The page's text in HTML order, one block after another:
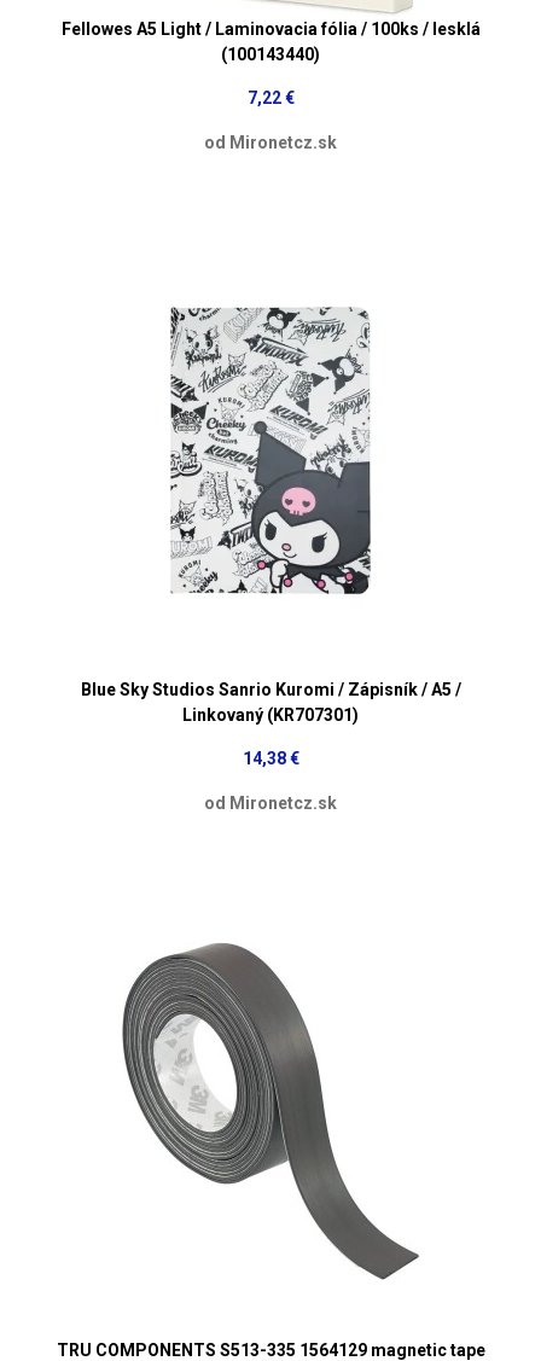
Fellowes A5 Light / Laminovacia fólia / 100ks / lesklá
(100143440)
7,22 €
od Mironetcz.sk
Blue Sky Studios Sanrio Kuromi / Zápisník / A5 /
Linkovaný (KR707301)
14,38 €
od Mironetcz.sk
TRU COMPONENTS S513-335 1564129 magnetic tape